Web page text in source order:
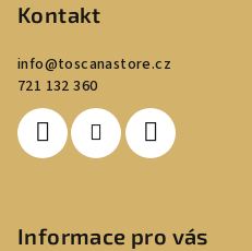
Kontakt
info@toscanastore.cz
721 132 360
Informace pro vás